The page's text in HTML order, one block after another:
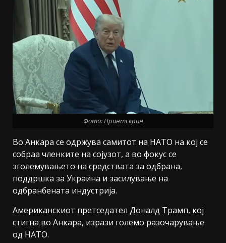
Фото: Принтскрин
Во Анкара се одржува самитот на НАТО на кој се
собраа членките на сојузот, а во фокус се
зголемувањето на средствата за одбрана,
поддршка за Украина и засилување на
одбранбената индустрија.
Американскиот претседател Доналд Трамп, кој
стигна во Анкара, изрази големо разочарување
од НАТО.